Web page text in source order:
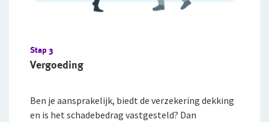
Vergoeding
Stap 3
Ben je aansprakelijk, biedt de verzekering dekking
en is het schadebedrag vastgesteld? Dan